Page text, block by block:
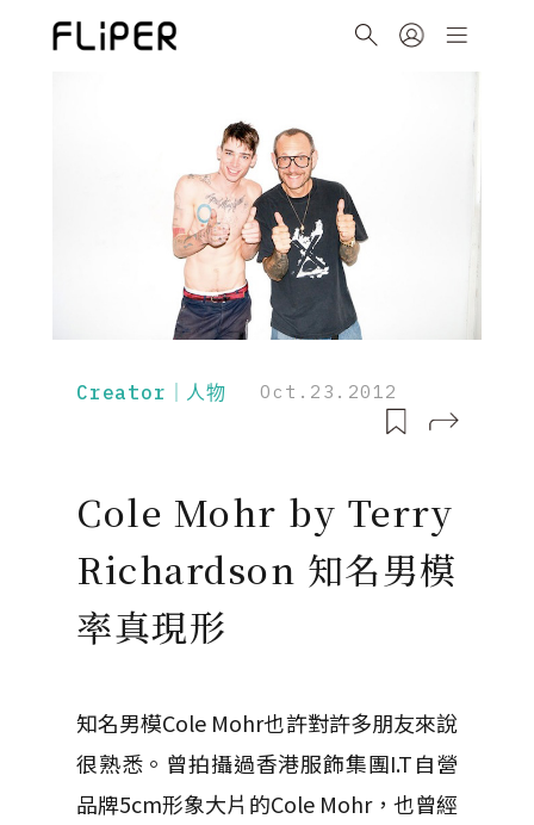
Creator｜人物 Oct.23.2012
Cole Mohr by Terry
Richardson 知名男模
率真現形
知名男模Cole Mohr也許對許多朋友來說
很熟悉。曾拍攝過香港服飾集團I.T自營
品牌5cm形象大片的Cole Mohr，也曾經